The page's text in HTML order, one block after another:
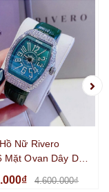
Nữ Rivero
Mặt Ovan Dây Da
4.600.000₫